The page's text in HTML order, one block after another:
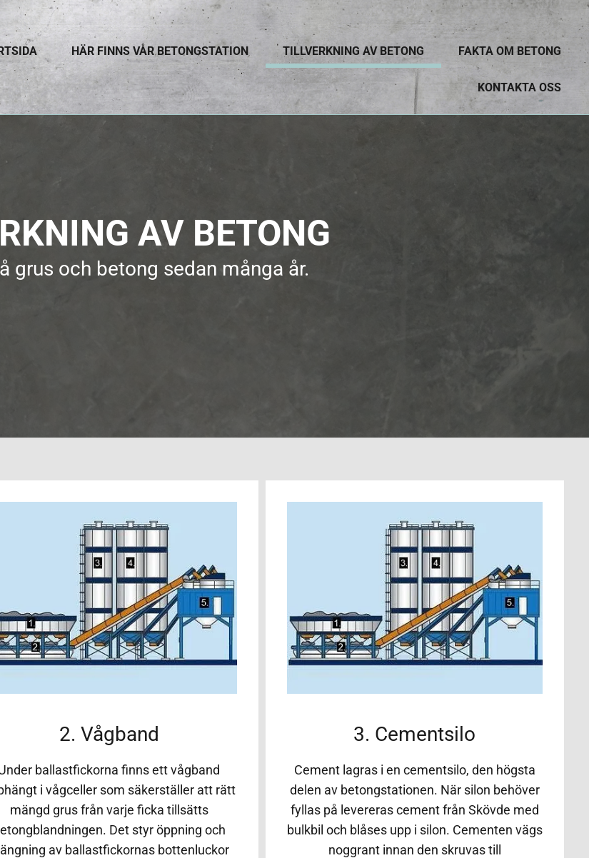
HÄR FINNS VÅR BETONGSTATION TILLVERKNING AV BETONG FAKTA OM BETONG
KONTAKTA OSS
AV BETONG
grus och betong sedan många år.
2. Vågband
ballastfickorna finns ett vågband
i vågceller som säkerställer att rätt
mängd grus från varje ficka tillsätts
Det styr öppning och
av ballastfickornas bottenluckor
3. Cementsilo
Cement lagras i en cementsilo, den högsta
delen av betongstationen. När silon behöver
fyllas på levereras cement från Skövde med
bulkbil och blåses upp i silon. Cementen vägs
noggrant innan den skruvas till